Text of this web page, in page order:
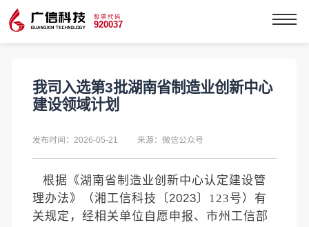
股票代码
920037
我司入选第3批湖南省制造业创新中心
建设领域计划
发布时间：2026-05-21 来源：微信公众号
根据《湖南省制造业创新中心认定建设管
理办法》（湘工信科技〔2023〕 123号）有
关规定，经相关单位自愿申报、市州工信部